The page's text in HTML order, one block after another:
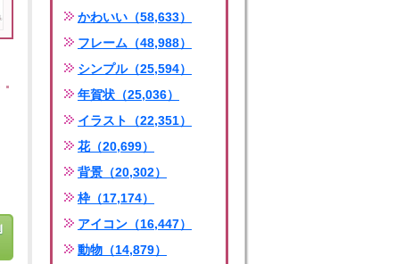
かわいい（58,633）
フレーム（48,988）
シンプル（25,594）
年賀状（25,036）
イラスト（22,351）
花（20,699）
背景（20,302）
枠（17,174）
アイコン（16,447）
動物（14,879）